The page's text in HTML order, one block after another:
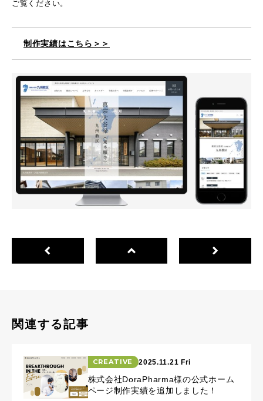
ご覧ください。
制作実績はこちら＞＞
関連する記事
CREATIVE 2025.11.21 Fri
株式会社DoraPharma様の公式ホーム
ページ制作実績を追加しました！